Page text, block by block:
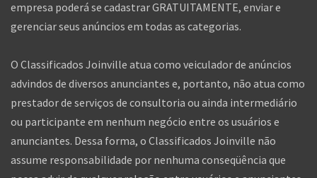
empresa poderá se cadastrar GRATUITAMENTE, enviar e
gerenciar seus anúncios em todas as categorias.
O Classificados Joinville atua como veiculador de anúncios
advindos de diversos anunciantes e, portanto, não atua como
prestador de serviços de consultoria ou ainda intermediário
ou participante em nenhum negócio entre os usuários e
anunciantes. Dessa forma, o Classificados Joinville não
assume responsabilidade por nenhuma conseqüência que